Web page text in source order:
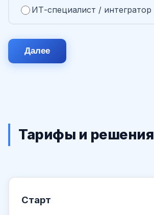
ИТ-специалист / интегратор
Далее
Тарифы и решения
Старт